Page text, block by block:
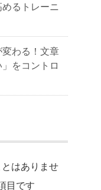
るトレーニ
わる！文章
をコントロ
はありませ
目です